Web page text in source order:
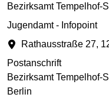
Bezirksamt Tempelhof-
Jugendamt - Infopoint
Rathausstraße 27,
Postanschrift
Bezirksamt Tempelhof-
Berlin